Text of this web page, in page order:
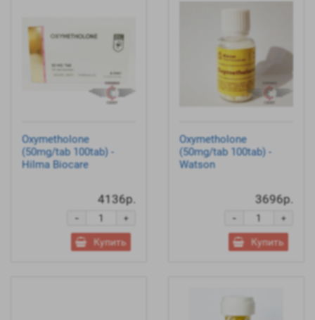
Oxymetholone
(50mg/tab 100tab) -
Hilma Biocare
4136р.
+
-
Купить
Oxymetholone
(50mg/tab 100tab) -
Watson
3696р.
+
-
Купить